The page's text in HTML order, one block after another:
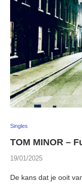
Singles
TOM MINOR –
19/01/2025
De kans dat je ooit